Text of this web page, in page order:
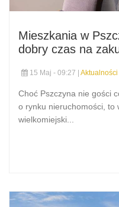
Mieszkania w
dobry czas na
15 Maj - 09:27 | Aktualności
Choć Pszczyna nie gości
o rynku nieruchomości, to
wielkomiejski...